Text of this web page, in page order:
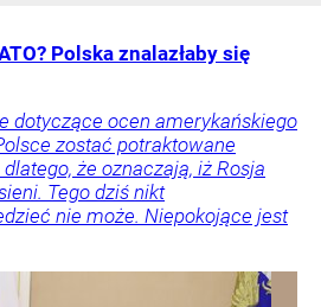
Polska znalazłaby się
dotyczące ocen amerykańskiego
zostać potraktowane
że oznaczają, iż Rosja
Tego dziś nikt
nie może. Niepokojące jest